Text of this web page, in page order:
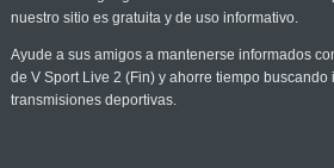
nuestro sitio es gratuita y de uso informativo.
Ayude a sus amigos a mantenerse informados
de V Sport Live 2 (Fin) y ahorre tiempo
transmisiones deportivas.